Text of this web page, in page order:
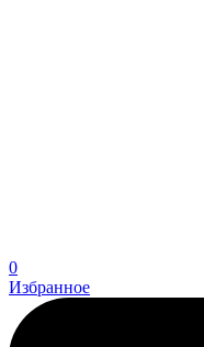
0
Избранное